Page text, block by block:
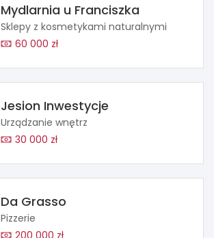
Mydlarnia u Franciszka
Sklepy z kosmetykami naturalnymi
60 000 zł
Jesion Inwestycje
Urządzanie wnętrz
30 000 zł
Da Grasso
Pizzerie
200 000 zł